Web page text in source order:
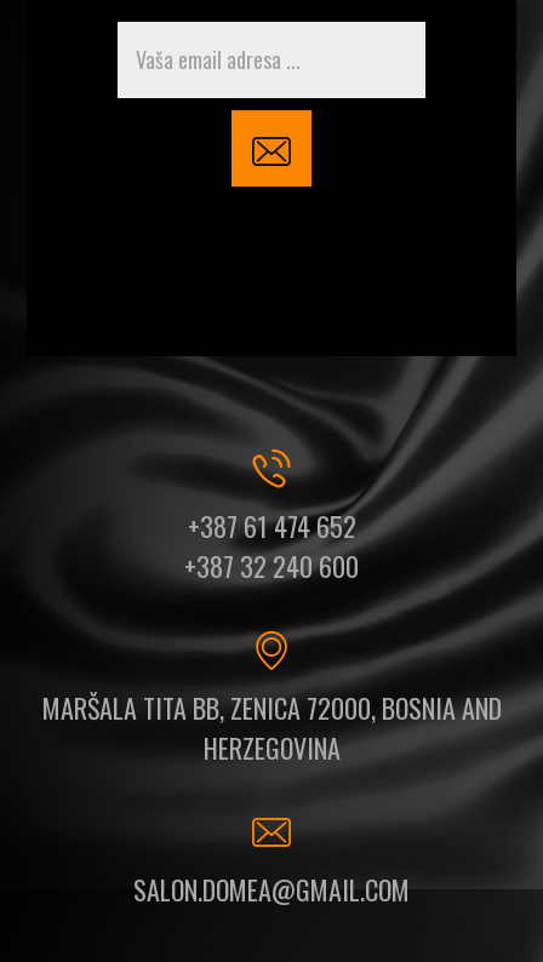
+387 61 474 652
+387 32 240 600
MARŠALA TITA BB, ZENICA 72000, BOSNIA AND
HERZEGOVINA
SALON.DOMEA@GMAIL.COM